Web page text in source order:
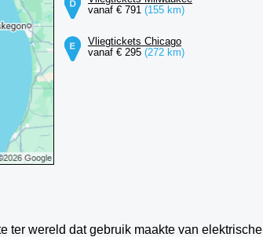
vanaf € 791 (155 km)
Vliegtickets Chicago
vanaf € 295 (272 km)
ter wereld dat gebruik maakte van elektrische